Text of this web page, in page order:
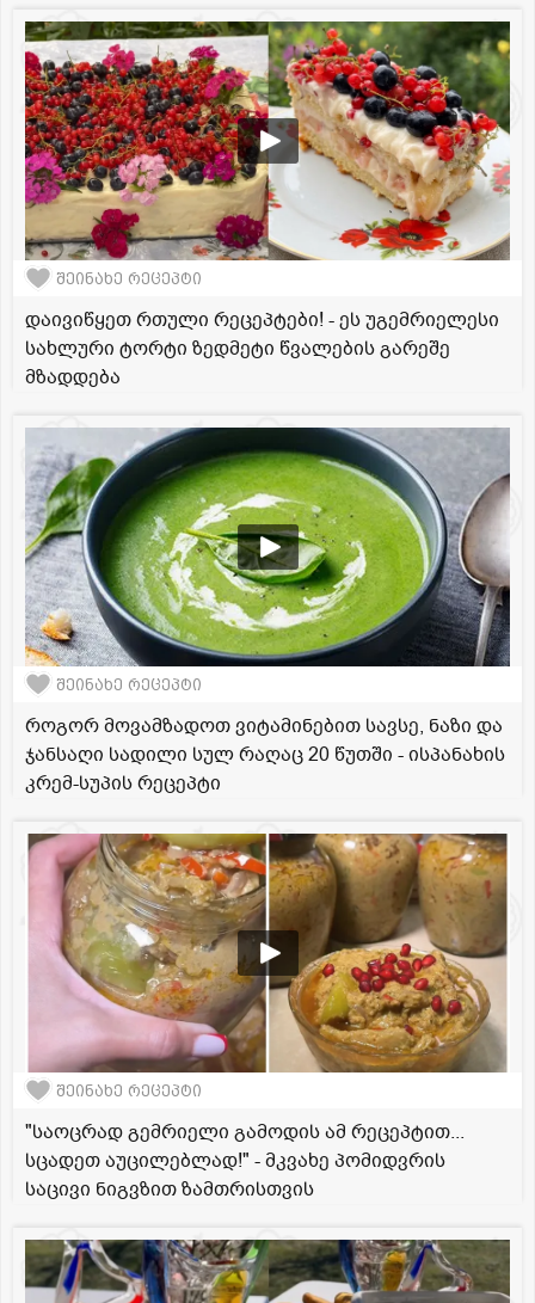
შეინახე რეცეპტი
დაივიწყეთ რთული რეცეპტები! - ეს უგემრიელესი
სახლური ტორტი ზედმეტი წვალების გარეშე
მზადდება
შეინახე რეცეპტი
როგორ მოვამზადოთ ვიტამინებით სავსე, ნაზი და
ჯანსაღი სადილი სულ რაღაც 20 წუთში - ისპანახის
კრემ-სუპის რეცეპტი
შეინახე რეცეპტი
"საოცრად გემრიელი გამოდის ამ რეცეპტით...
სცადეთ აუცილებლად!" - მკვახე პომიდვრის
საცივი ნიგვზით ზამთრისთვის